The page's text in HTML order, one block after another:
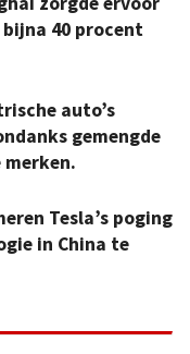
40 procent
auto’s
gemengde
Tesla’s poging
in China te